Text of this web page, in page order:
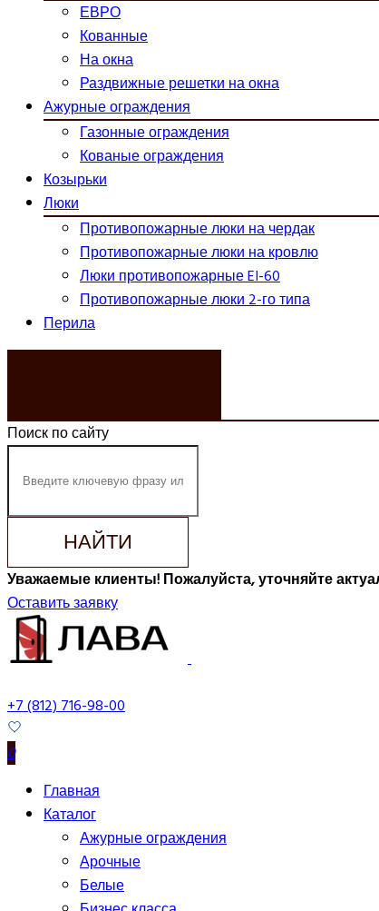
ЕВРО
Кованные
На окна
Раздвижные решетки на окна
Ажурные ограждения
Газонные ограждения
Кованые ограждения
Козырьки
Люки
Противопожарные люки на чердак
Противопожарные люки на кровлю
Люки противопожарные EI-60
Противопожарные люки 2-го типа
Перила
Поиск по сайту
НАЙТИ
Уважаемые клиенты! Пожалуйста, уточняйте
Оставить заявку
+7 (812) 716-98-00
0
Главная
Каталог
Ажурные ограждения
Арочные
Белые